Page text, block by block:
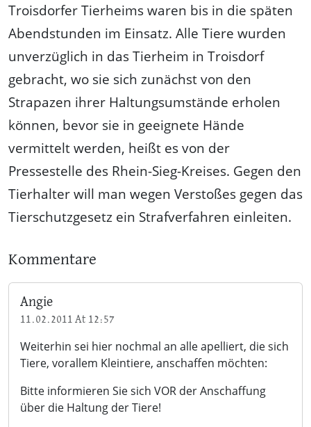
Troisdorfer Tierheims waren bis in die späten
Abendstunden im Einsatz. Alle Tiere wurden
unverzüglich in das Tierheim in Troisdorf
gebracht, wo sie sich zunächst von den
Strapazen ihrer Haltungsumstände erholen
können, bevor sie in geeignete Hände
vermittelt werden, heißt es von der
Pressestelle des Rhein-Sieg-Kreises. Gegen den
Tierhalter will man wegen Verstoßes gegen das
Tierschutzgesetz ein Strafverfahren einleiten.
Kommentare
Angie
11.02.2011 At 12:57
Weiterhin sei hier nochmal an alle apelliert, die sich
Tiere, vorallem Kleintiere, anschaffen möchten:
Bitte informieren Sie sich VOR der Anschaffung
über die Haltung der Tiere!